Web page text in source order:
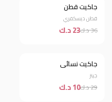
خصم 36%
جاكيت قطن
قطن ديسكفري
36 د.ك 23 د.ك
خصم 66%
جاكيت نسائي
جينز
29 د.ك 10 د.ك